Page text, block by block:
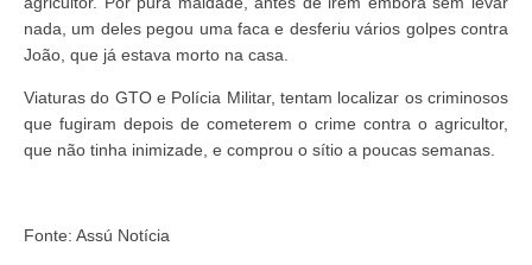
nada, um deles pegou uma faca e desferiu vários golpes contra
João, que já estava morto na casa.
Viaturas do GTO e Polícia Militar, tentam localizar os criminosos
que fugiram depois de cometerem o crime contra o agricultor,
que não tinha inimizade, e comprou o sítio a poucas semanas.
Fonte: Assú Notícia